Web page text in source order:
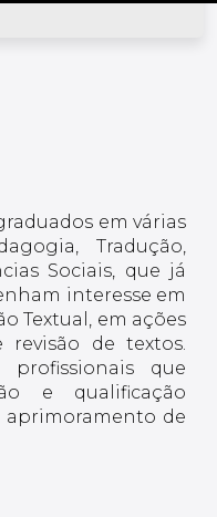
em várias
Tradução,
Sociais, que já
interesse em
Textual, em ações
revisão de textos.
profissionais que
e qualificação
de